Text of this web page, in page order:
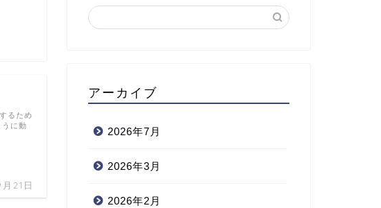
21日
るため
に動
アーカイブ
2026年7月
2026年3月
2026年2月